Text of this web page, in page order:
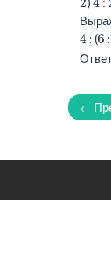
4 : (6 :
←